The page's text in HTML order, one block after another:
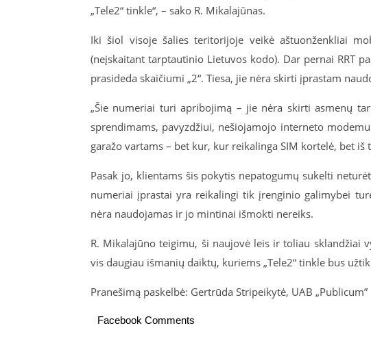
„Tele2“ tinkle“, – sako R. Mikalajūnas.
Iki šiol visoje šalies teritorijoje veikė aštuonženkliai
(neįskaitant tarptautinio Lietuvos kodo). Dar pernai RRT
prasideda skaičiumi „2“. Tiesa, jie nėra skirti įprastam
„Šie numeriai turi apribojimą – jie nėra skirti asmenų
sprendimams, pavyzdžiui, nešiojamojo interneto
garažo vartams – bet kur, kur reikalinga SIM kortelė, bet
Pasak jo, klientams šis pokytis nepatogumų sukelti
numeriai įprastai yra reikalingi tik įrenginio galimybei
nėra naudojamas ir jo mintinai išmokti nereiks.
R. Mikalajūno teigimu, ši naujovė leis ir toliau sklandžiai
vis daugiau išmanių daiktų, kuriems „Tele2“ tinkle bus
Pranešimą paskelbė: Gertrūda Stripeikytė, UAB „Publicum”
Facebook Comments